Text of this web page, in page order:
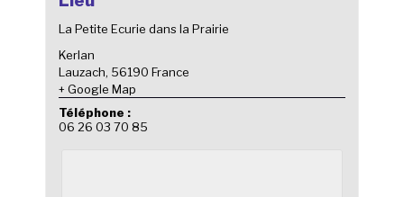
La Petite Ecurie dans la Prairie
Kerlan
Lauzach, 56190 France
+ Google Map
Téléphone :
06 26 03 70 85